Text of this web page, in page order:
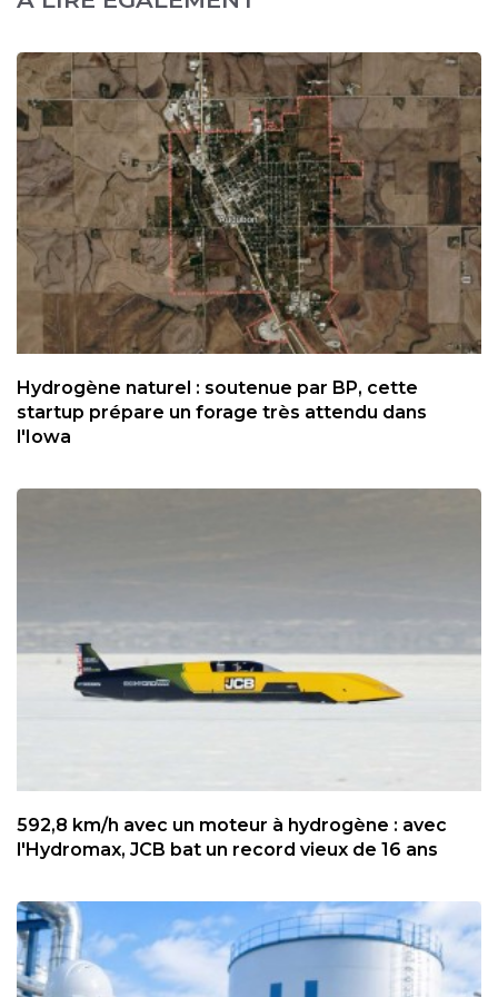
Hydrogène naturel : soutenue par BP, cette
startup prépare un forage très attendu dans
l'Iowa
592,8 km/h avec un moteur à hydrogène : avec
l'Hydromax, JCB bat un record vieux de 16 ans